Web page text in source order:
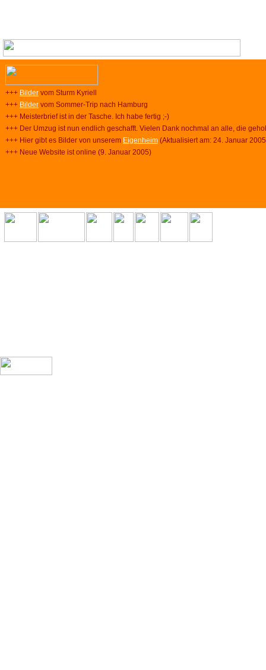
+++ Bilder vom Sturm Kyriell
+++ Bilder vom Sommer-Trip nach Hamburg
+++ Meisterbrief ist in der Tasche. Ich habe fertig ;-)
+++ Der Umzug ist nun endlich geschafft. Vielen Dank nochmal an alle, die
+++ Hier gibt es Bilder von unserem Eigenheim (Aktualisiert am: 24. Januar
+++ Neue Website ist online (9. Januar 2005)